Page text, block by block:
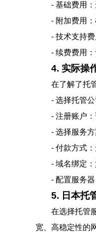
- 基础费用
- 附加费用
- 技术支持
- 续费费用
4. 实际操
在了解了托
- 选择托管
- 注册账户
- 选择服务
- 付款方式
- 域名绑定
- 配置服务
5. 日本托
在选择托管
宽、高稳定性的